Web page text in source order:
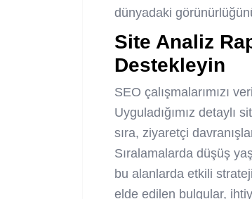
dünyadaki
Site Analiz
Destekleyin
SEO çalışmalarımızı
Uyguladığımız detaylı
sıra, ziyaretçi
Sıralamalarda düşüş
bu alanlarda etkili
elde edilen bulgular,